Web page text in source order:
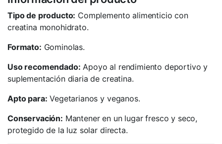
Tipo de producto: Complemento alimenticio con
creatina monohidrato.
Formato: Gominolas.
Uso recomendado: Apoyo al rendimiento deportivo y
suplementación diaria de creatina.
Apto para: Vegetarianos y veganos.
Conservación: Mantener en un lugar fresco y seco,
protegido de la luz solar directa.